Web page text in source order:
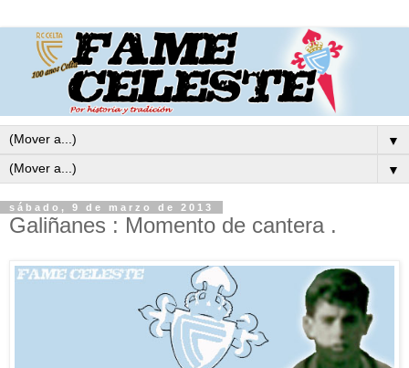
▼
▼
sábado, 9 de marzo de 2013
Galiñanes : Momento de cantera .